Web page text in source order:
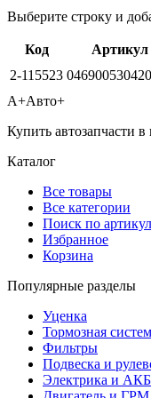
Выберите строку и
Код Артикул
2-115523
А+Авто+
Купить автозапчасти
Каталог
Все товары
Все категории
Поиск по
Избранное
Корзина
Популярные разделы
Уценка
Тормозная
Фильтры
Подвеска и
Электрика и АКБ